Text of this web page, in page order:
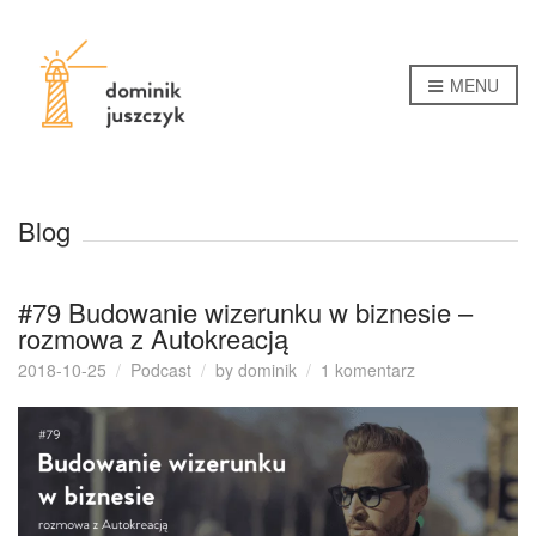
MENU
Blog
#79 Budowanie wizerunku w biznesie –
rozmowa z Autokreacją
2018-10-25 Podcast by dominik 1 komentarz
Budowanie
wizerunku
w
biznesie
–